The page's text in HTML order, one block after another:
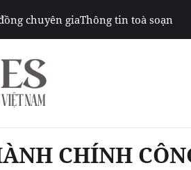
chuyên giaThông tin toà soạn
CHÍNH